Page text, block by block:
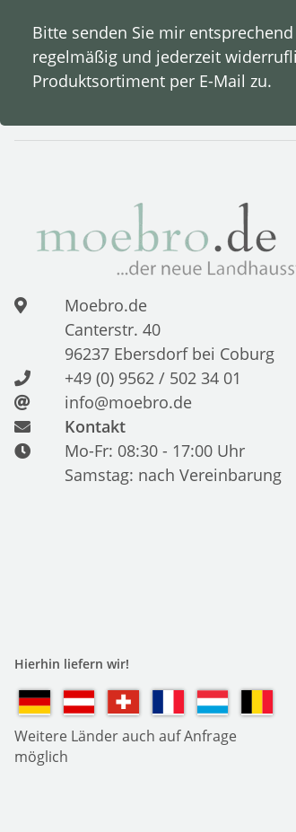
Bitte senden Sie mir
regelmäßig und jederzeit
Produktsortiment per E-Mail zu.
Moebro.de
Canterstr. 40
96237 Ebersdorf bei Coburg
+49 (0) 9562 / 502 34 01
info@moebro.de
Kontakt
Mo-Fr: 08:30 - 17:00 Uhr
Samstag: nach Vereinbarung
Hierhin liefern wir!
Weitere Länder auch auf Anfrage
möglich